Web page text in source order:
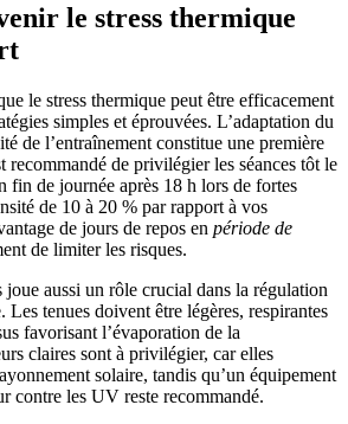
le stress thermique
le stress thermique peut être efficacement
simples et éprouvées. L’adaptation du
de l’entraînement constitue une première
recommandé de privilégier les séances tôt le
fin de journée après 18 h lors de fortes
de 10 à 20 % par rapport à vos
de jours de repos en période de
de limiter les risques.
aussi un rôle crucial dans la régulation
Les tenues doivent être légères, respirantes
favorisant l’évaporation de la
claires sont à privilégier, car elles
solaire, tandis qu’un équipement
contre les UV reste recommandé.